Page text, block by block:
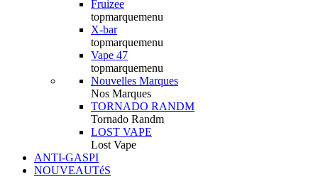
Fruizee
topmarquemenu
X-bar
topmarquemenu
Vape 47
topmarquemenu
Nouvelles Marques
Nos Marques
TORNADO RANDM
Tornado Randm
LOST VAPE
Lost Vape
ANTI-GASPI
NOUVEAUTéS